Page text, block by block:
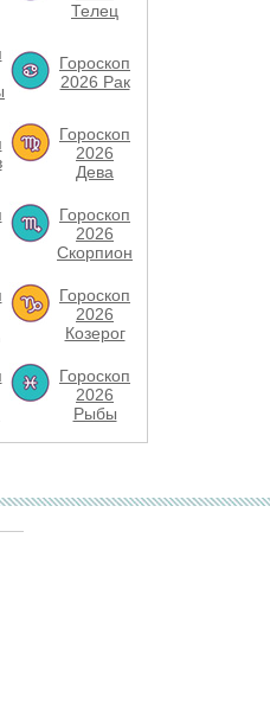
Телец
Гороскоп
2026 Рак
Гороскоп
2026
Дева
Гороскоп
2026
Скорпион
Гороскоп
2026
Козерог
Гороскоп
2026
Рыбы